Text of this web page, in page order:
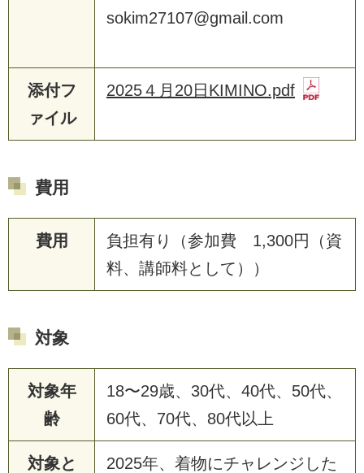
sokim27107@gmail.com
添付フ
ァイル
2025４月20日KIMINO.pdf
費用
費用
負担有り（参加費 1,300円（資
料、講師料として））
対象
対象年
齢
18〜29歳、30代、40代、50代、
60代、70代、80代以上
対象と
2025年、着物にチャレンジした